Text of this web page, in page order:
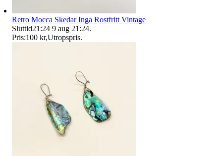
Retro Mocca Skedar Inga Rostfritt Vintage
Sluttid21:24 9 aug 21:24.
Pris:100 kr,Utropspris.